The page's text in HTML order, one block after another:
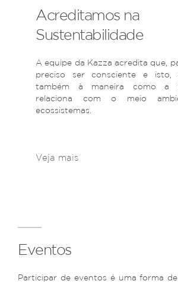
Acreditamos na
Sustentabilidade
A equipe da Kazza acredita que,
preciso ser consciente e isto,
também à maneira como a
relaciona com o meio
ecossistemas.
Veja mais
Eventos
Participar de eventos é uma forma